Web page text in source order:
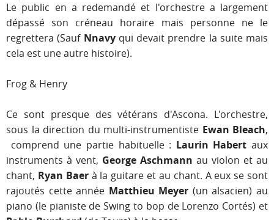
Le public en a redemandé et l'orchestre a largement
dépassé son créneau horaire mais personne ne le
regrettera (Sauf Nnavyqui devait prendre la suite mais
cela est une autre histoire).
Frog & Henry
Ce sont presque des vétérans d'Ascona. L'orchestre,
sous la direction du multi-instrumentiste Ewan Bleach,
comprend une partie habituelle : Laurin Habert aux
instruments à vent, George Aschmann au violon et au
chant, Ryan Baerà la guitare et au chant. A eux se sont
rajoutés cette année Matthieu Meyer (un alsacien) au
piano (le pianiste de Swing to bop de Lorenzo Cortés) et